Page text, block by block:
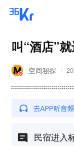
叫“酒店”
空间秘探
民宿进入